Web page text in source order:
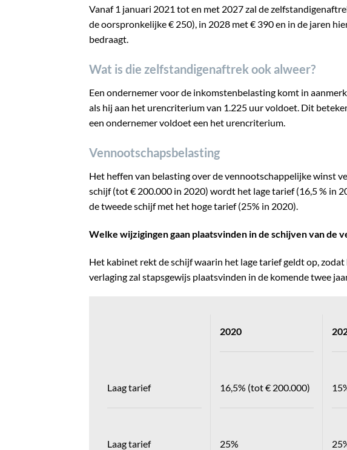
Vanaf 1 januari 2021 tot en met 2027 zal de
de oorspronkelijke € 250), in 2028 met € 390 en in de jaren
bedraagt.
Wat is die zelfstandigenaftrek ook alweer?
Een ondernemer voor de inkomstenbelasting komt in
als hij aan het urencriterium van 1.225 uur voldoet. Dit
een ondernemer voldoet een het urencriterium.
Vennootschapsbelasting
Het heffen van belasting over de vennootschappelijke winst
schijf (tot € 200.000 in 2020) wordt het lage tarief (16,5 % in
de tweede schijf met het hoge tarief (25% in 2020).
Welke wijzigingen gaan plaatsvinden in de schijven van de
Het kabinet rekt de schijf waarin het lage tarief geldt op,
verlaging zal stapsgewijs plaatsvinden in de komende twee
2020
Laag tarief 16,5% (tot € 200.000)
Laag tarief 25%